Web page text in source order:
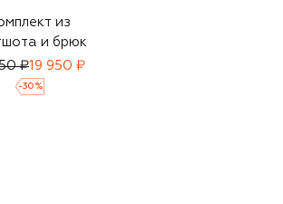
из
и брюк
₽19 950 ₽
-30 %